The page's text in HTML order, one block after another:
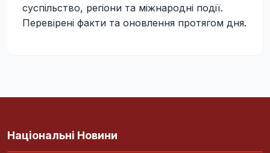
суспільство, регіони та міжнародні події.
Перевірені факти та оновлення протягом дня.
Національні Новини